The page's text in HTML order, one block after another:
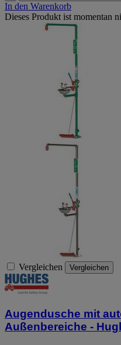
In den Warenkorb
Dieses Produkt ist momentan
Vergleichen Vergleichen
Augendusche mit
Außenbereiche -